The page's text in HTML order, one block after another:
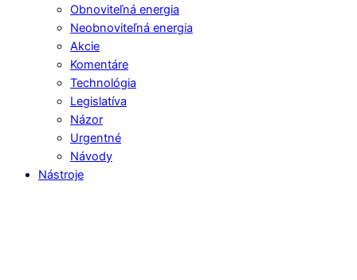
Obnoviteľná energia
Neobnoviteľná energia
Akcie
Komentáre
Technológia
Legislatíva
Názor
Urgentné
Návody
Nástroje